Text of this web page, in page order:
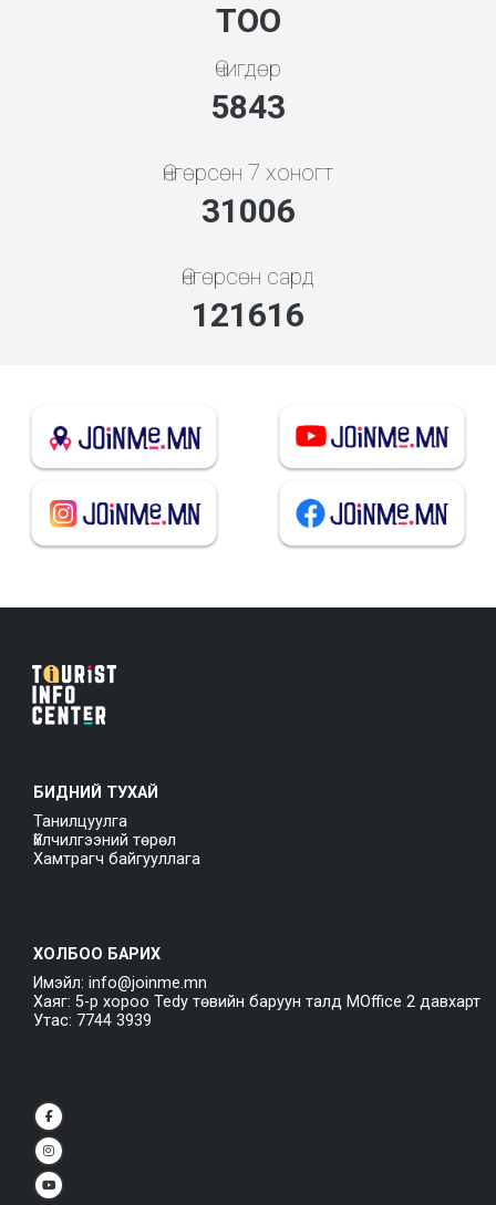
ТОО
Өчигдөр
5843
Өнгөрсөн 7 хоногт
31006
Өнгөрсөн сард
130971
БИДНИЙ ТУХАЙ
Танилцуулга
Үйлчилгээний төрөл
Хамтрагч байгууллага
ХОЛБОО БАРИХ
Имэйл: info@joinme.mn
Хаяг: 5-р хороо Tedy төвийн баруун талд MOffice 2 давхарт
Утас: 7744 3939